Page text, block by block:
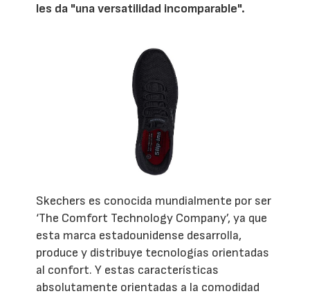
les da "una versatilidad incomparable".
Skechers es conocida mundialmente por ser
‘The Comfort Technology Company’, ya que
esta marca estadounidense desarrolla,
produce y distribuye tecnologías orientadas
al confort. Y estas características
absolutamente orientadas a la comodidad